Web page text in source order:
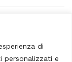
di
personalizzati e